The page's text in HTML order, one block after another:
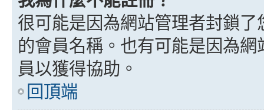
很可能是因為網站管理者封鎖
的會員名稱。也有可能是因為
員以獲得協助。
回頂端